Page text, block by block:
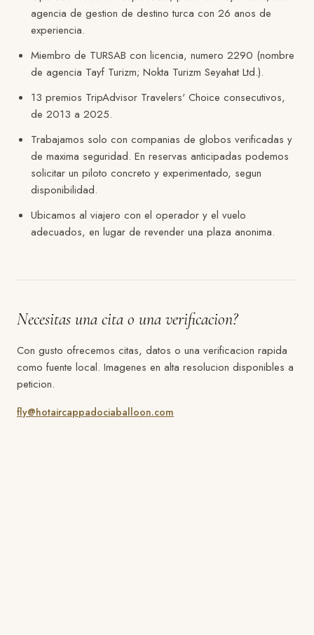
agencia de gestion de destino turca con 26 anos de
experiencia.
Miembro de TURSAB con licencia, numero 2290 (nombre
de agencia Tayf Turizm; Nokta Turizm Seyahat Ltd.).
13 premios TripAdvisor Travelers' Choice consecutivos,
de 2013 a 2025.
Trabajamos solo con companias de globos verificadas y
de maxima seguridad. En reservas anticipadas podemos
solicitar un piloto concreto y experimentado, segun
disponibilidad.
Ubicamos al viajero con el operador y el vuelo
adecuados, en lugar de revender una plaza anonima.
Necesitas una cita o una verificacion?
Con gusto ofrecemos citas, datos o una verificacion rapida
como fuente local. Imagenes en alta resolucion disponibles a
peticion.
fly@hotaircappadociaballoon.com